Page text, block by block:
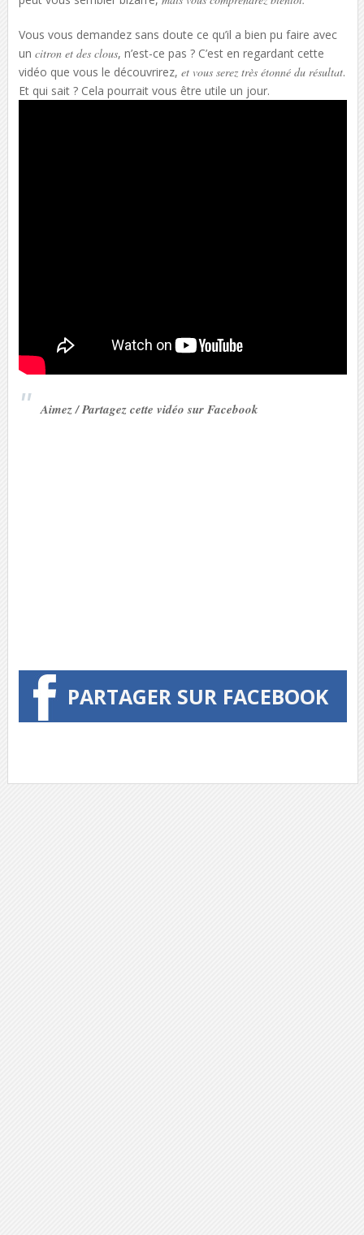
Vous vous demandez sans doute ce qu’il a bien pu faire avec
un citron et des clous, n’est-ce pas ? C’est en regardant cette
vidéo que vous le découvrirez, et vous serez très étonné du résultat.
Et qui sait ? Cela pourrait vous être utile un jour.
Aimez / Partagez cette vidéo sur Facebook
PARTAGER SUR FACEBOOK